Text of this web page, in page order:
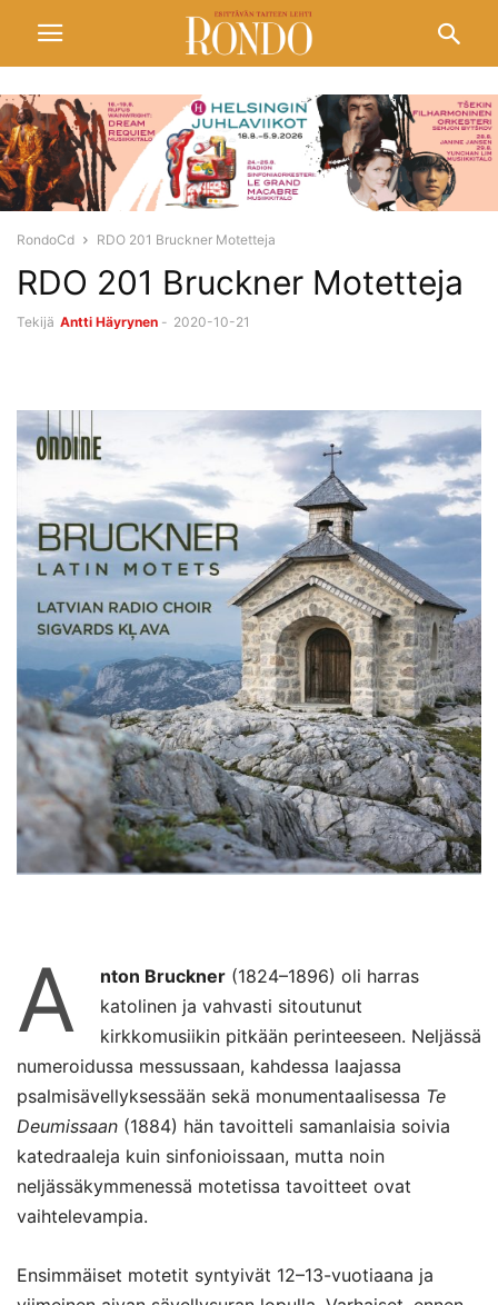
RondoCd RDO 201 Bruckner Motetteja
RDO 201 Bruckner Motetteja
Tekijä Antti Häyrynen - 2020-10-21
A nton Bruckner (1824–1896) oli harras
katolinen ja vahvasti sitoutunut
kirkkomusiikin pitkään perinteeseen. Neljässä
numeroidussa messussaan, kahdessa laajassa
psalmisävellyksessään sekä monumentaalisessa Te
Deumissaan (1884) hän tavoitteli samanlaisia soivia
katedraaleja kuin sinfonioissaan, mutta noin
neljässäkymmenessä motetissa tavoitteet ovat
vaihtelevampia.
Ensimmäiset motetit syntyivät 12–13-vuotiaana ja